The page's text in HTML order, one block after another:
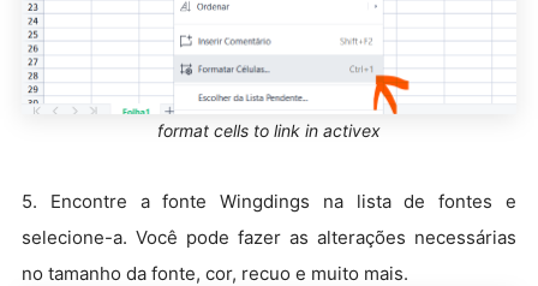
format cells to link in activex
5. Encontre a fonte Wingdings na lista de fontes e
selecione-a. Você pode fazer as alterações necessárias
no tamanho da fonte, cor, recuo e muito mais.